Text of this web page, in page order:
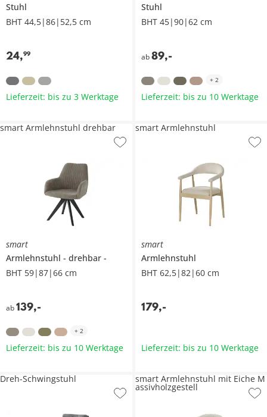
Stuhl
BHT 44,5|86|52,5 cm
24,99
Lieferzeit: bis zu 3 Werktage
Stuhl
BHT 45|90|62 cm
ab 89,-
+ 2
Lieferzeit: bis zu 10 Werktage
smart
Armlehnstuhl
drehbar
BHT 59|87|66 cm
ab139,-
smart Armlehnstuhl drehbar
+ 2
Lieferzeit: bis zu 10 Werktage
smart
Armlehnstuhl
BHT 62,5|82|60 cm
179,-
smart Armlehnstuhl
Lieferzeit: bis zu 10 Werktage
Dreh-Schwingstuhl smart Armlehnstuhl mit Eiche M
assivholzgestell